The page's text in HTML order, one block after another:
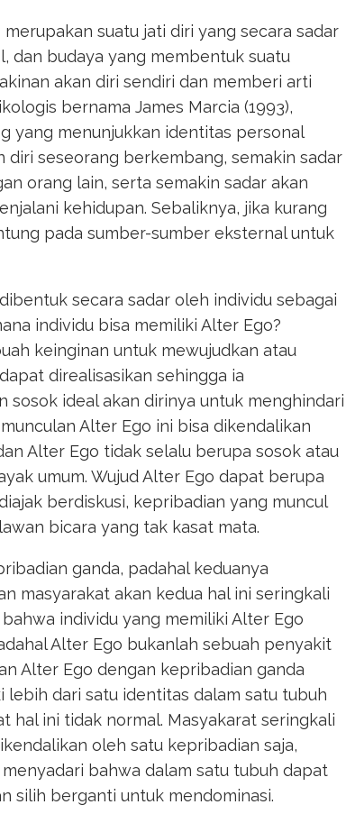
suatu jati diri yang secara sadar
dan budaya yang membentuk suatu
akan diri sendiri dan memberi arti
bernama James Marcia (1993),
yang menunjukkan identitas personal
diri seseorang berkembang, semakin sadar
orang lain, serta semakin sadar akan
kehidupan. Sebaliknya, jika kurang
pada sumber-sumber eksternal untuk
secara sadar oleh individu sebagai
individu bisa memiliki Alter Ego?
keinginan untuk mewujudkan atau
direalisasikan sehingga ia
ideal akan dirinya untuk menghindari
Alter Ego ini bisa dikendalikan
Alter Ego tidak selalu berupa sosok atau
umum. Wujud Alter Ego dapat berupa
berdiskusi, kepribadian yang muncul
bicara yang tak kasat mata.
ganda, padahal keduanya
masyarakat akan kedua hal ini seringkali
individu yang memiliki Alter Ego
Alter Ego bukanlah sebuah penyakit
Alter Ego dengan kepribadian ganda
lebih dari satu identitas dalam satu tubuh
hal ini tidak normal. Masyakarat seringkali
oleh satu kepribadian saja,
bahwa dalam satu tubuh dapat
silih berganti untuk mendominasi.